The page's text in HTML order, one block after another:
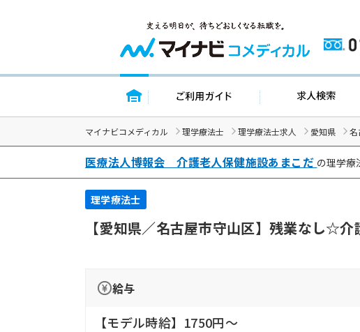
トップページ ご利用ガイド
マイナビコメディカル 理学療法士 理学療法士求人 愛知県 名
医療法人博報会 介護老人保健施設あまこだ の理学療
理学療法士
【愛知県／名古屋市守山区】残業なし☆
給与
【モデル時給】1750円〜